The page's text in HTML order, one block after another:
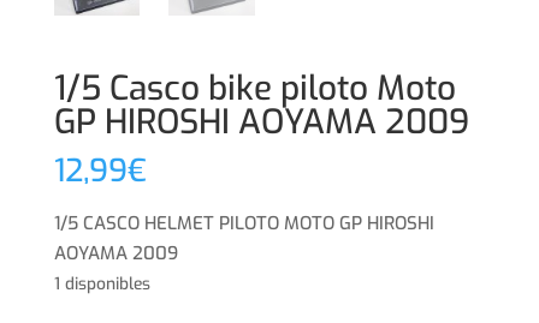
1/5 Casco bike piloto Moto
GP HIROSHI AOYAMA 2009
12,99€
1/5 CASCO HELMET PILOTO MOTO GP HIROSHI
AOYAMA 2009
1 disponibles